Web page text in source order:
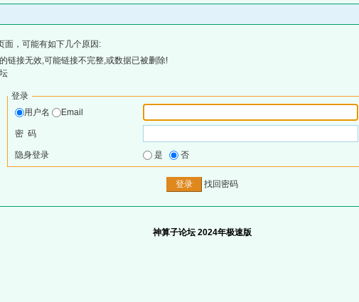
面，可能有如下几个原因:
链接无效,可能链接不完整,或数据已被删除!
登录
用户名
Email
密 码
隐身登录 是 否
找回密码
神算子论坛 2024年极速版